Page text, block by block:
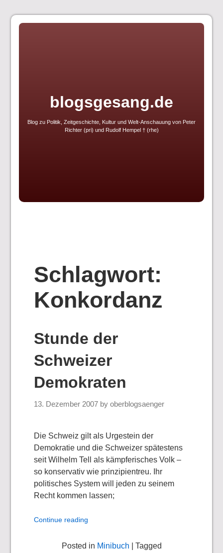
Skip
blogsgesang.de
Blog zu Politik, Zeitgeschichte, Kultur und Welt-Anschauung von Peter
Richter (pri) und Rudolf Hempel † (rhe)
Schlagwort:
Konkordanz
Stunde der
Schweizer
Demokraten
13. Dezember 2007 byoberblogsaenger
Die Schweiz gilt als Urgestein der
Demokratie und die Schweizer spätestens
seit Wilhelm Tell als kämpferisches Volk –
so konservativ wie prinzipientreu. Ihr
politisches System will jeden zu seinem
Recht kommen lassen;
Continue reading
Posted in Minibuch | Tagged